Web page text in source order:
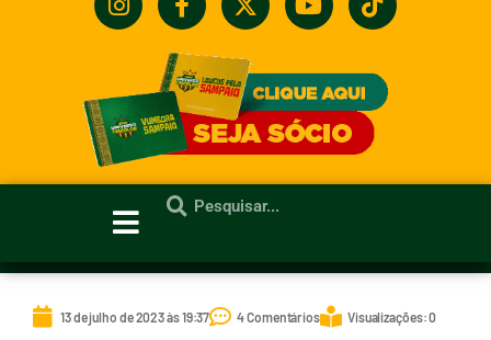
13 de julho de 2023 às 19:37 4 Comentários Visualizações: 0